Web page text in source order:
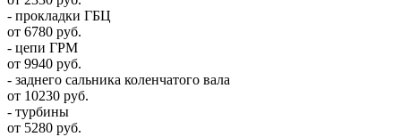
- прокладки ГБЦ
от 6780 руб.
- цепи ГРМ
от 9940 руб.
- заднего сальника коленчатого вала
от 10230 руб.
- турбины
от 5280 руб.